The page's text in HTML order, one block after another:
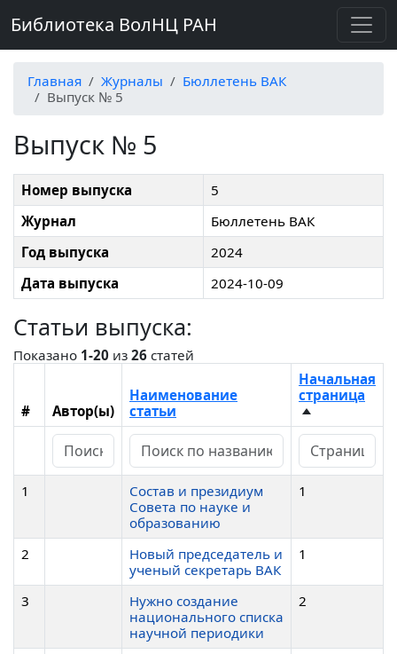
Библиотека ВолНЦ РАН
Главная Журналы
Бюллетень ВАК
Выпуск № 5
Выпуск № 5
Номер выпуска
5
Журнал
Бюллетень ВАК
Год выпуска
2024
Дата выпуска
2024-10-09
Статьи выпуска:
Показано 1-20 из 26 статей
# Автор(ы)
Наименование
статьи
Начальная
страница
1
Состав и президиум
Совета по науке и
образованию
1
2
Новый председатель и
ученый секретарь ВАК
1
3
Нужно создание
национального списка
научной периодики
2